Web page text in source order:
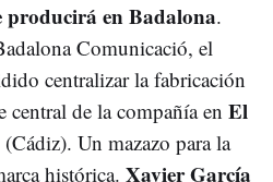
producirá en Badalona.
Comunicació, el
centralizar la fabricación
de la compañía en El
(Cádiz). Un mazazo para la
histórica. Xavier García